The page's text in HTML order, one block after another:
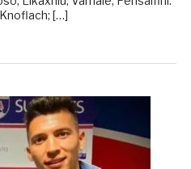
[…]